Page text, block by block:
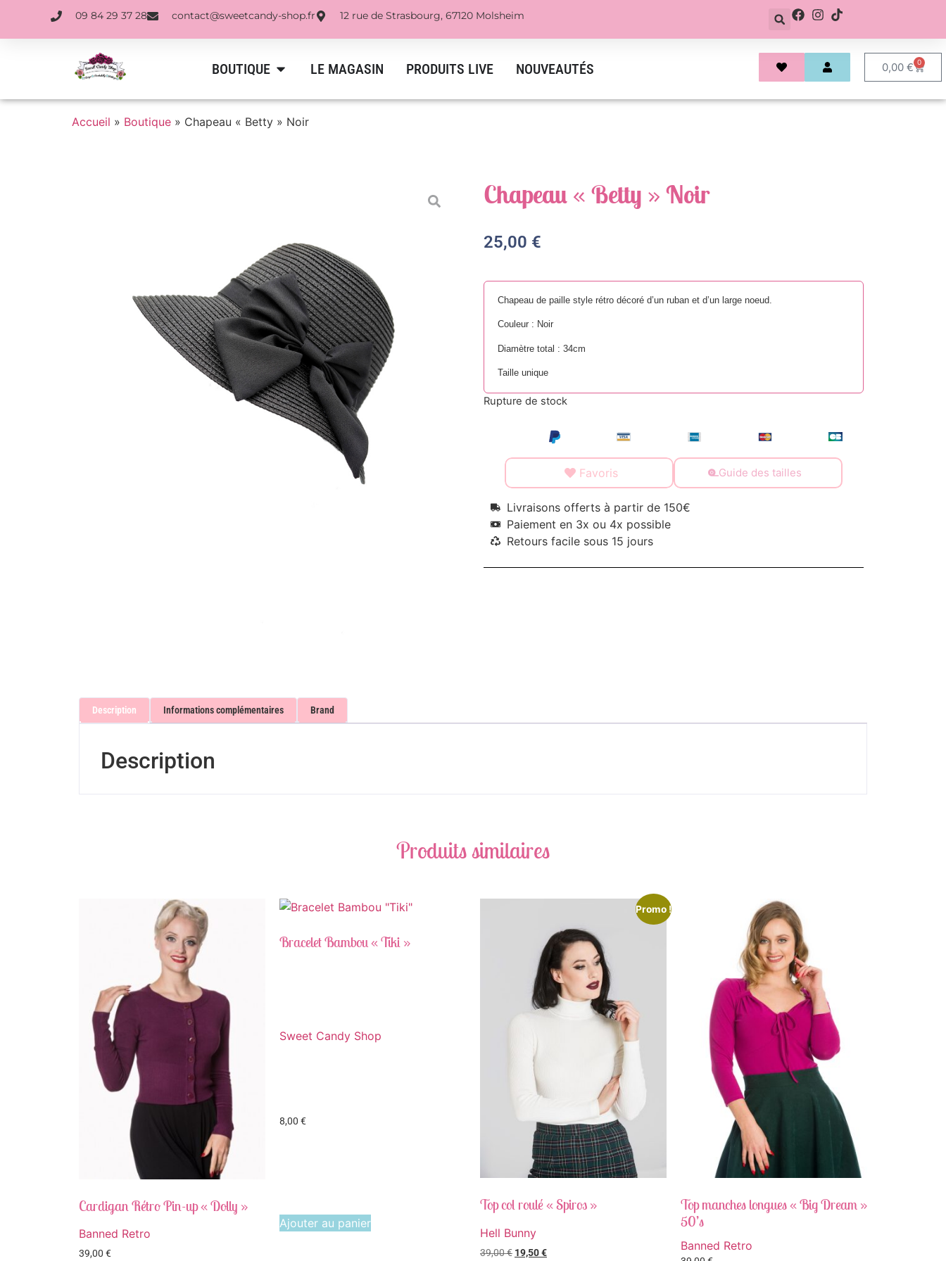
09 84 29 37 28 contact@sweetcandy-shop.fr 12 rue de Strasbourg, 67120 Molsheim
BOUTIQUE LE MAGASIN PRODUITS LIVE NOUVEAUTÉS 0,00€ 0
Accueil » Boutique » Chapeau « Betty » Noir
Chapeau « Betty » Noir
25,00 €
Chapeau de paille style rétro décoré d’un ruban et d’un large noeud.
Couleur : Noir
Diamètre total : 34cm
Taille unique
Rupture de stock
Favoris Guide des tailles
Livraisons offerts à partir de 150€
Paiement en 3x ou 4x possible
Retours facile sous 15 jours
Description Informations complémentaires Brand
Description
Produits similaires
Cardigan Rétro Pin-up « Dolly »
Banned Retro
39,00 €
Bracelet Bambou « Tiki »
Sweet Candy Shop
8,00 €
Ajouter au panier
Promo !
Top col roulé « Spiros »
Hell Bunny
39,00€ 19,50€
Top manches longues « Big Dream »
50’s
Banned Retro